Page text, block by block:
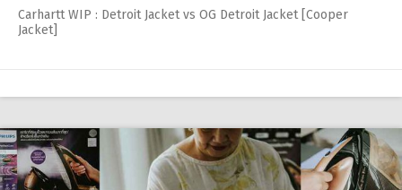
Carhartt WIP : Detroit Jacket vs OG Detroit Jacket [Cooper
Jacket]